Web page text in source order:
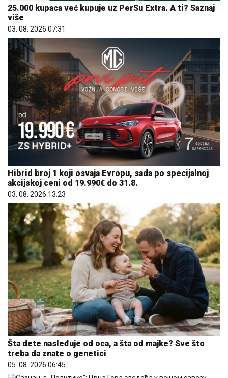
25.000 kupaca već kupuje uz PerSu Extra. A ti? Saznaj
više
03. 08. 2026 07:31
Hibrid broj 1 koji osvaja Evropu, sada po specijalnoj
akcijskoj ceni od 19.990€ do 31.8.
03. 08. 2026 13:23
Šta dete nasleđuje od oca, a šta od majke? Sve što
treba da znate o genetici
05. 08. 2026 06:45